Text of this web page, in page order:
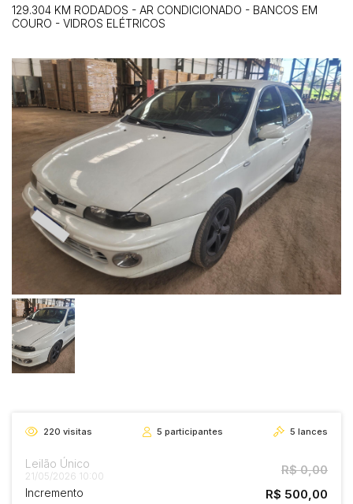
129.304 KM RODADOS - AR CONDICIONADO - BANCOS EM
COURO - VIDROS ELÉTRICOS
220 visitas 5 participantes 5 lances
Leilão Único
21/05/2026 10:00 R$ 0,00
Incremento R$ 500,00